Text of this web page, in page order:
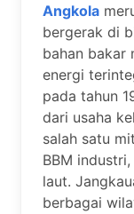
Angkola
bergerak di
bahan bakar
energi
pada tahun
dari usaha
salah satu
BBM
laut.
berbagai